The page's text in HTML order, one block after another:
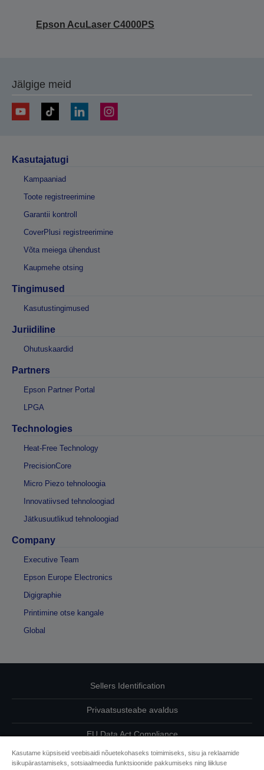
Epson AcuLaser C4000PS
Jälgige meid
Kasutajatugi
Kampaaniad
Toote registreerimine
Garantii kontroll
CoverPlusi registreerimine
Võta meiega ühendust
Kaupmehe otsing
Tingimused
Kasutustingimused
Juriidiline
Ohutuskaardid
Partners
Epson Partner Portal
LPGA
Technologies
Heat-Free Technology
PrecisionCore
Micro Piezo tehnoloogia
Innovatiivsed tehnoloogiad
Jätkusuutlikud tehnoloogiad
Company
Executive Team
Epson Europe Electronics
Digigraphie
Printimine otse kangale
Global
Sellers Identification
Privaatsusteabe avaldus
EU Data Act Compliance
Võtke meiega oma andmete osas ühendust
Kasutame küpsiseid veebisaidi nõuetekohaseks toimimiseks, sisu ja reklaamide
isikupärastamiseks, sotsiaalmeedia funktsioonide pakkumiseks ning liikluse